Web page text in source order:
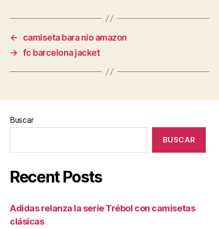
←
camiseta bara nio amazon
→ fc barcelona jacket
Buscar
BUSCAR
Recent Posts
Adidas relanza la serie Trébol con camisetas
clásicas